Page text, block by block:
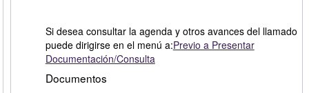
Si desea consultar la agenda y otros avances del llamado
puede dirigirse en el menú a:Previo a Presentar
Documentación/Consulta
Documentos